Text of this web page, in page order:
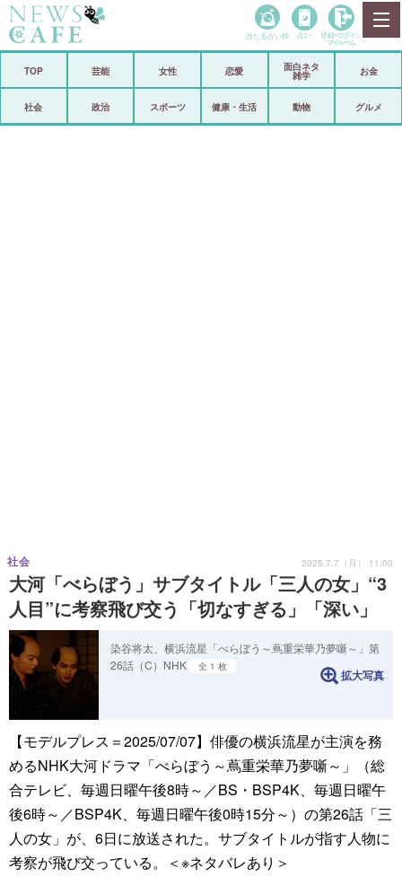
政治
当たる占い師 占い 登録• ログイン
マイルーム
TOP 芸能 女性 恋愛
面白ネタ
雑学
お金
社会 政治 スポーツ 健康・生活 動物 グルメ
大河「べらぼう」サブタイトル「三人の女」“3
人目”に考察飛び交う「切なすぎる」「深い」
社会 2025.7.7（月） 11:00
染谷将太、横浜流星「べらぼう～蔦重栄華乃夢噺～」第
26話（C）NHK
全 1 枚
拡大写真
【モデルプレス＝2025/07/07】俳優の横浜流星が主演を務
めるNHK大河ドラマ「べらぼう～蔦重栄華乃夢噺～」（総
合テレビ、毎週日曜午後8時～／BS・BSP4K、毎週日曜午
後6時～／BSP4K、毎週日曜午後0時15分～）の第26話「三
人の女」が、6日に放送された。サブタイトルが指す人物に
考察が飛び交っている。＜※ネタバレあり＞